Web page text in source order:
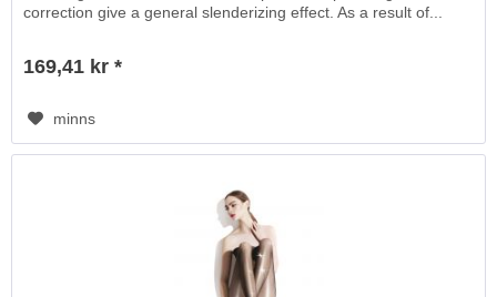
correction give a general slenderizing effect. As a result of...
169,41 kr *
minns